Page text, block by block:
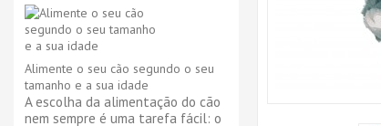
Alimente o seu cão segundo o seu
tamanho e a sua idade
A escolha da alimentação do cão
nem sempre é uma tarefa fácil: o